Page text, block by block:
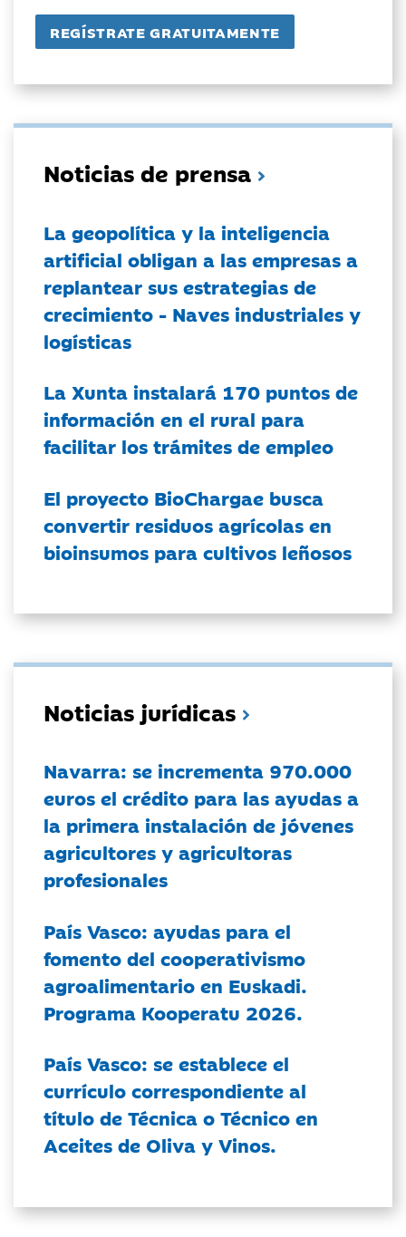
Noticias de prensa
La geopolítica y la inteligencia
artificial obligan a las empresas a
replantear sus estrategias de
crecimiento - Naves industriales y
logísticas
La Xunta instalará 170 puntos de
información en el rural para
facilitar los trámites de empleo
El proyecto BioChargae busca
convertir residuos agrícolas en
bioinsumos para cultivos leñosos
Noticias jurídicas
Navarra: se incrementa 970.000
euros el crédito para las ayudas a
la primera instalación de jóvenes
agricultores y agricultoras
profesionales
País Vasco: ayudas para el
fomento del cooperativismo
agroalimentario en Euskadi.
Programa Kooperatu 2026.
País Vasco: se establece el
currículo correspondiente al
título de Técnica o Técnico en
Aceites de Oliva y Vinos.